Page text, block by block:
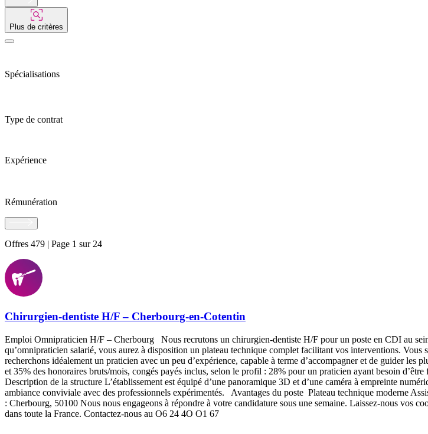
Plus de critères
Spécialisations
Type de contrat
Expérience
Rémunération
Offres 479 | Page 1 sur 24
Chirurgien-dentiste H/F – Cherbourg-en-Cotentin
Emploi Omnipraticien H/F – Cherbourg Nous recrutons un chirurgien-dentiste H/F pour un poste en CDI au
qu’omnipraticien salarié, vous aurez à disposition un plateau technique complet facilitant vos interventions.
recherchons idéalement un praticien avec un peu d’expérience, capable à terme d’accompagner et de guider
et 35% des honoraires bruts/mois, congés payés inclus, selon le profil : 28% pour un praticien ayant besoin
Description de la structure L’établissement est équipé d’une panoramique 3D et d’une caméra à empreinte
ambiance conviviale avec des professionnels expérimentés. Avantages du poste Plateau technique moderne
: Cherbourg, 50100 Nous nous engageons à répondre à votre candidature sous une semaine. Laissez-nous vos
dans toute la France. Contactez-nous au O6 24 4O O1 67